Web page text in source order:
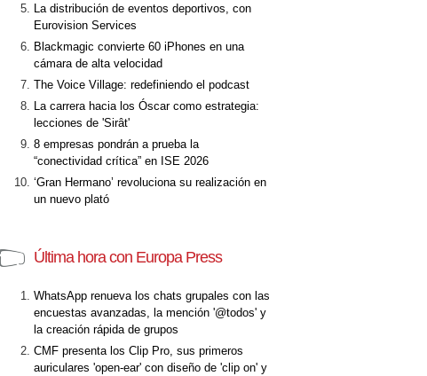
La distribución de eventos deportivos, con
Eurovision Services
Blackmagic convierte 60 iPhones en una
cámara de alta velocidad
The Voice Village: redefiniendo el podcast
La carrera hacia los Óscar como estrategia:
lecciones de 'Sirât'
8 empresas pondrán a prueba la
“conectividad crítica” en ISE 2026
‘Gran Hermano’ revoluciona su realización en
un nuevo plató
Última hora con Europa Press
WhatsApp renueva los chats grupales con las
encuestas avanzadas, la mención '@todos' y
la creación rápida de grupos
CMF presenta los Clip Pro, sus primeros
auriculares 'open-ear' con diseño de 'clip on' y